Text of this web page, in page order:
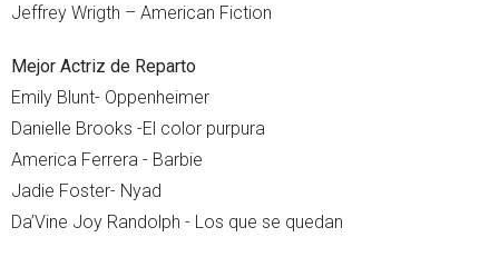
Jeffrey Wrigth – American Fiction
Mejor Actriz de Reparto
Emily Blunt- Oppenheimer
Danielle Brooks -El color purpura
America Ferrera - Barbie
Jadie Foster- Nyad
Da’Vine Joy Randolph - Los que se quedan